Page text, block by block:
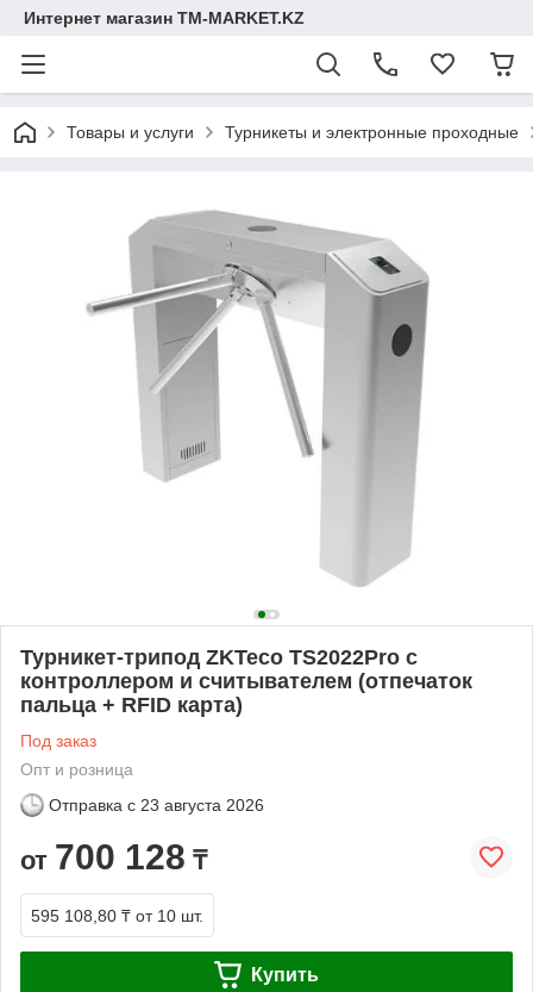
Интернет магазин TM-MARKET.KZ
Товары и услуги Турникеты и электронные проходные
Турникет-трипод ZKTeco TS2022Pro c
контроллером и считывателем (отпечаток
пальца + RFID карта)
Под заказ
Опт и розница
Отправка с 23 августа 2026
от 700 128 ₸
595 108,80 ₸ от 10 шт.
Купить